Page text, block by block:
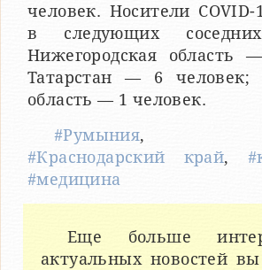
человек. Носители
в следующих
Нижегородская область
Татарстан — 6 человек;
область — 1 человек.
#Румыния,
#Краснодарский край,
#медицина
Еще больше
актуальных новостей